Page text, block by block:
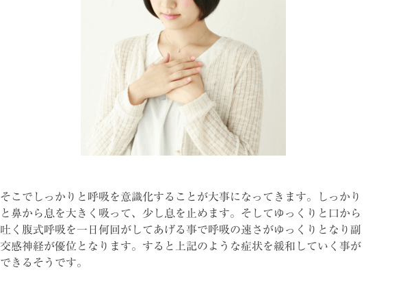
そこでしっかりと呼吸を意識化することが大事になってきます。しっかり
と鼻から息を大きく吸って、少し息を止めます。そしてゆっくりと口から
吐く腹式呼吸を一日何回がしてあげる事で呼吸の速さがゆっくりとなり副
交感神経が優位となります。すると上記のような症状を緩和していく事が
できるそうです。